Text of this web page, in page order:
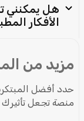
هل يمكنني
الأفكار
مزيد من
حدد أفضل
منصة تجعل تأثيرك